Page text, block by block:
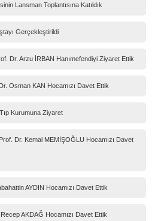
Lansman Toplantısına Katıldık
Gerçekleştirildi
Dr. Arzu İRBAN Hanımefendiyi Ziyaret Ettik
Osman KAN Hocamızı Davet Ettik
Kurumuna Ziyaret
Dr. Kemal MEMİŞOĞLU Hocamızı Davet
AYDIN Hocamızı Davet Ettik
AKDAĞ Hocamızı Davet Ettik